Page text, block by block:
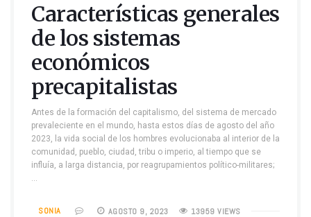
Características generales
de los sistemas
económicos
precapitalistas
Antes de la formación del capitalismo, del sistema de mercado
prevaleciente en el mundo, hasta estos días de agosto del año
2023, la vida social de los hombres evolucionaba al interior de la
comunidad, pueblo, ciudad, tribu o imperio, al tiempo que se
influía, a larga distancia, por reagrupamientos político-militares;
…
SONIA AGOSTO 9, 2023 13959 VIEWS